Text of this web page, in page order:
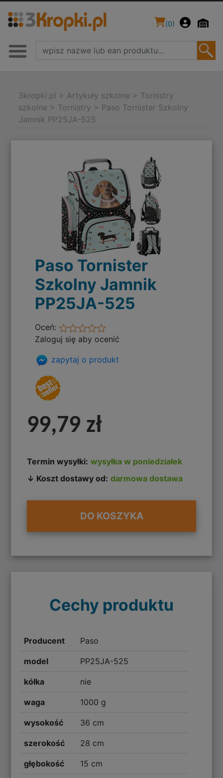
(0)
3kropki.pl > Artykuły szkolne > Tornistry
szkolne > Tornistry > Paso Tornister Szkolny
Jamnik PP25JA-525
Paso Tornister
Szkolny Jamnik
PP25JA-525
Oceń:
Zaloguj się aby ocenić
zapytaj o produkt
99,79 zł
Termin wysyłki: wysyłka w poniedziałek
↓ Koszt dostawy od: darmowa dostawa
DO KOSZYKA
Cechy produktu
Producent Paso
model PP25JA-525
kółka nie
waga 1000 g
wysokość 36 cm
szerokość 28 cm
głębokość 15 cm